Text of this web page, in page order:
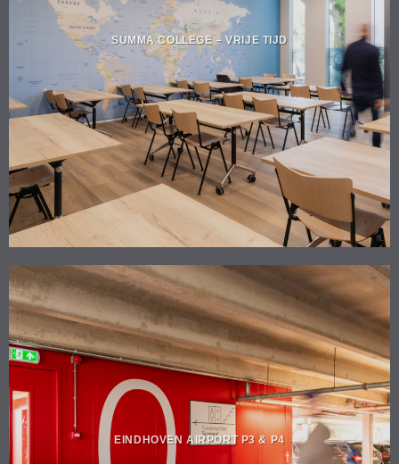
SUMMA COLLEGE – VRIJE TIJD
EINDHOVEN AIRPORT P3 & P4